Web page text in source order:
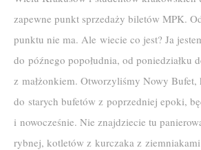
zapewne punkt sprzedaży biletów MPK.
punktu nie ma. Ale wiecie co jest? Ja
do późnego popołudnia, od poniedziałku
z małżonkiem. Otworzyliśmy Nowy
do starych bufetów z poprzedniej epoki,
i nowocześnie. Nie znajdziecie tu
rybnej, kotletów z kurczaka z